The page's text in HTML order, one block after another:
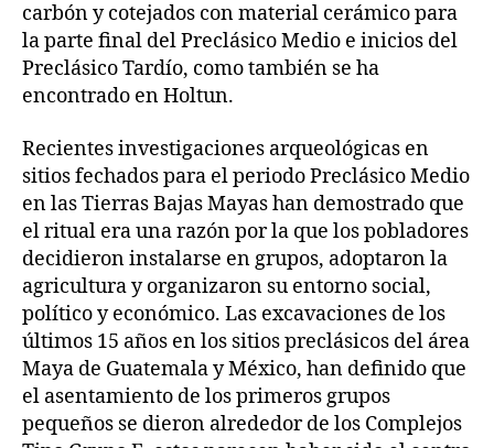
carbón y cotejados con material cerámico para
la parte final del Preclásico Medio e inicios del
Preclásico Tardío, como también se ha
encontrado en Holtun.
Recientes investigaciones arqueológicas en
sitios fechados para el periodo Preclásico Medio
en las Tierras Bajas Mayas han demostrado que
el ritual era una razón por la que los pobladores
decidieron instalarse en grupos, adoptaron la
agricultura y organizaron su entorno social,
político y económico. Las excavaciones de los
últimos 15 años en los sitios preclásicos del área
Maya de Guatemala y México, han definido que
el asentamiento de los primeros grupos
pequeños se dieron alrededor de los Complejos